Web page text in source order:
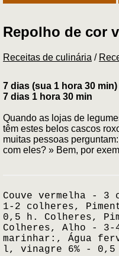
Repolho de cor
Receitas de culinária /
7 dias (sua 1 hora 30 min)
7 dias 1 hora 30 min
Quando as lojas de
têm estes belos cascos
muitas pessoas
com eles? » Bem, por
Couve vermelha - 3
1-2 colheres,
0,5 h. Colheres,
Colheres, Alho - 3-
marinhar:, Água
l, vinagre 6% -